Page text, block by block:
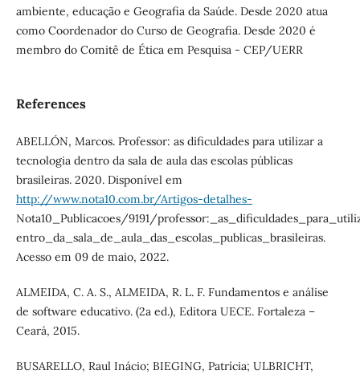
ambiente, educação e Geografia da Saúde. Desde 2020 atua
como Coordenador do Curso de Geografia. Desde 2020 é
membro do Comitê de Ética em Pesquisa - CEP/UERR
References
ABELLÓN, Marcos. Professor: as dificuldades para utilizar a
tecnologia dentro da sala de aula das escolas públicas
brasileiras. 2020. Disponível em
http://www.nota10.com.br/Artigos-detalhes-
Nota10_Publicacoes/9191/
entro_da_sala_de_aula_das_escolas_publicas_brasileiras.
Acesso em 09 de maio, 2022.
ALMEIDA, C. A. S., ALMEIDA, R. L. F. Fundamentos e análise
de software educativo. (2a ed.), Editora UECE. Fortaleza –
Ceará, 2015.
BUSARELLO, Raul Inácio; BIEGING, Patrícia; ULBRICHT,